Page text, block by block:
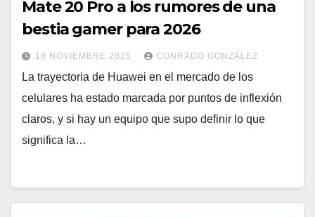
Mate 20 Pro a los rumores de una
bestia gamer para 2026
18 NOVIEMBRE 2025 CONRADO GONZÁLEZ
La trayectoria de Huawei en el mercado de los
celulares ha estado marcada por puntos de inflexión
claros, y si hay un equipo que supo definir lo que
significa la…